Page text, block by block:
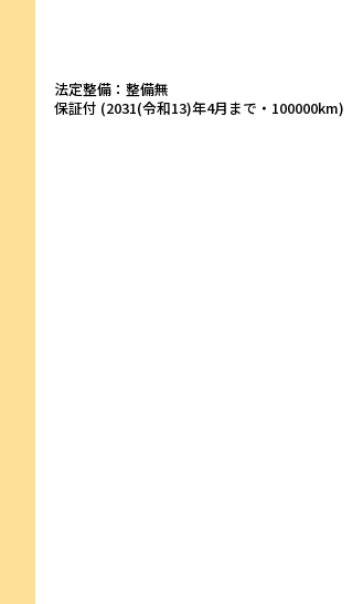
法定整備：整備無
保証付 (2031(令和13)年4月まで・100000km)